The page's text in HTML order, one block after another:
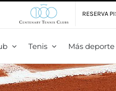
RESERVA
Tenis Más deporte